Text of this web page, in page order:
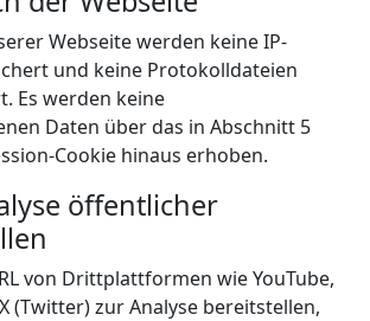
Webseite werden keine IP-
und keine Protokolldateien
Es werden keine
Daten über das in Abschnitt 5
Cookie hinaus erhoben.
öffentlicher
von Drittplattformen wie YouTube,
(Twitter) zur Analyse bereitstellen,